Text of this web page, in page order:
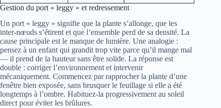
Gestion du port « leggy » et redressement
Un port « leggy » signifie que la plante s’allonge, que les
inter-nœuds s’étirent et que l’ensemble perd de sa densité. La
cause principale est le manque de lumière. Une analogie :
pensez à un enfant qui grandit trop vite parce qu’il mange mal
— il prend de la hauteur sans être solide. La réponse est
double : corriger l’environnement et intervenir
mécaniquement. Commencez par rapprocher la plante d’une
fenêtre bien exposée, sans brusquer le feuillage si elle a été
longtemps à l’ombre. Habituez-la progressivement au soleil
direct pour éviter les brûlures.